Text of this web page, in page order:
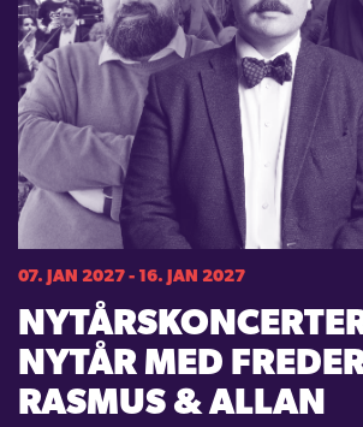
07. JAN 2027 - 16. JAN 2027
NYTÅR MED
RASMUS & ALLAN